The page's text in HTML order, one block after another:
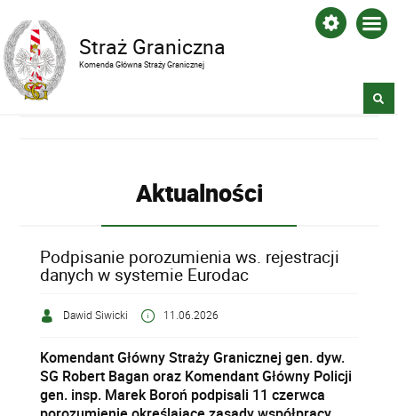
Straż Graniczna
Komenda Główna Straży Granicznej
Aktualności
Podpisanie porozumienia ws. rejestracji
danych w systemie Eurodac
Dawid Siwicki 11.06.2026
Komendant Główny Straży Granicznej gen. dyw.
SG Robert Bagan oraz Komendant Główny Policji
gen. insp. Marek Boroń podpisali 11 czerwca